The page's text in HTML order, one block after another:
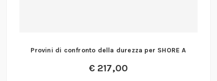
Provini di confronto della durezza per SHORE A
€217,00